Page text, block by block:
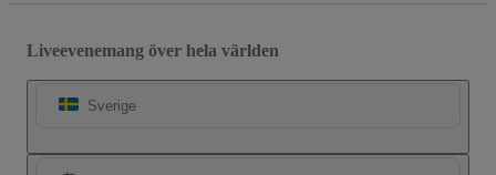
Liveevenemang över hela världen
Sverige